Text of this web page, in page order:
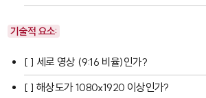
기술적 요소:
[ ] 세로 영상 (9:16 비율)인가?
[ ] 해상도가 1080x1920 이상인가?